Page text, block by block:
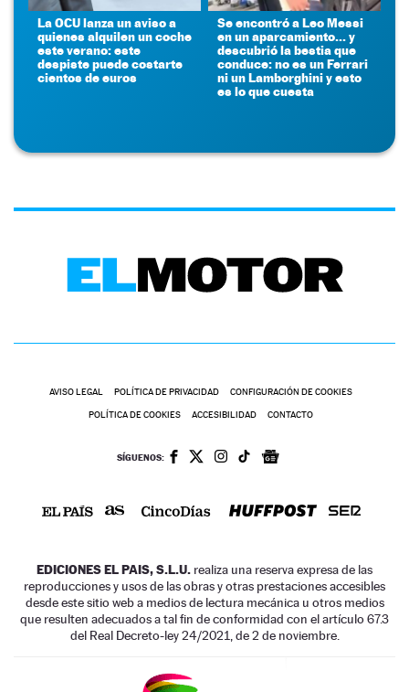
La OCU lanza un aviso a
quienes alquilen un coche
este verano: este
despiste puede costarte
cientos de euros
Se encontró a Leo Messi
en un aparcamiento... y
descubrió la bestia que
conduce: no es un Ferrari
ni un Lamborghini y esto
es lo que cuesta
AVISO LEGAL POLÍTICA DE PRIVACIDAD CONFIGURACIÓN DE COOKIES
POLÍTICA DE COOKIES ACCESIBILIDAD CONTACTO
SÍGUENOS:
EDICIONES EL PAIS, S.L.U. realiza una reserva expresa de las
reproducciones y usos de las obras y otras prestaciones accesibles
desde este sitio web a medios de lectura mecánica u otros medios
que resulten adecuados a tal fin de conformidad con el artículo 67.3
del Real Decreto-ley 24/2021, de 2 de noviembre.